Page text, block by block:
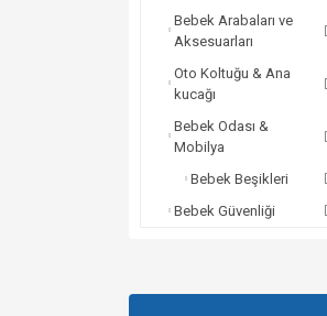
Bebek Arabaları ve
Aksesuarları
Oto Koltuğu & Ana
kucağı
Bebek Odası &
Mobilya
Bebek Beşikleri
Bebek Güvenliği